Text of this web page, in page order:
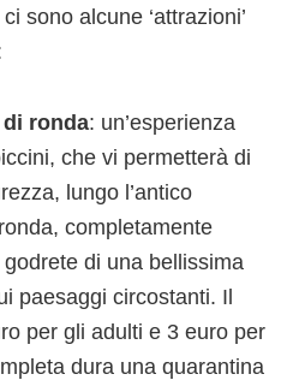
sono alcune ‘attrazioni’
ronda: un’esperienza
che vi permetterà di
lungo l’antico
completamente
di una bellissima
paesaggi circostanti. Il
per gli adulti e 3 euro per
dura una quarantina